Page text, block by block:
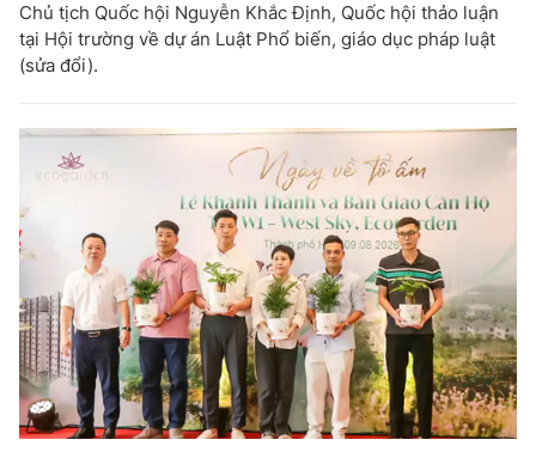
Chủ tịch Quốc hội Nguyễn Khắc Định, Quốc hội thảo luận
tại Hội trường về dự án Luật Phổ biến, giáo dục pháp luật
(sửa đổi).